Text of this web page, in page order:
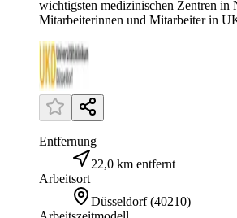
wichtigsten medizinischen Zentren in
Mitarbeiterinnen und Mitarbeiter in
Entfernung
22,0 km entfernt
Arbeitsort
Düsseldorf (40210)